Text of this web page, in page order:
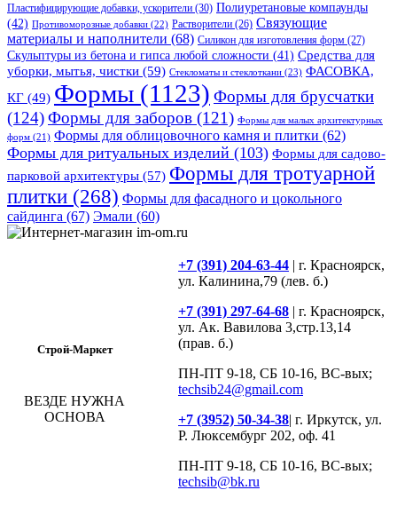
Пластифицирующие добавки, ускорители (30) Полиуретановые компаунды
(42) Противоморозные добавки (22) Растворители (26) Связующие
материалы и наполнители (68) Силикон для изготовления форм (27)
Скульптуры из бетона и гипса любой сложности (41) Средства для
уборки, мытья, чистки (59) Стекломаты и стеклоткани (23) ФАСОВКА,
КГ (49) Формы (1123) Формы для брусчатки
(124)Формы для заборов (121) Формы для малых архитектурных
форм (21) Формы для облицовочного камня и плитки (62)
Формы для ритуальных изделий (103) Формы для садово-
парковой архитектуры (57) Формы для тротуарной
плитки (268) Формы для фасадного и цокольного
сайдинга (67) Эмали (60)
Строй-Маркет
ВЕЗДЕ НУЖНА
ОСНОВА
+7 (391) 204-63-44 | г. Красноярск,
ул. Калинина,79 (лев. б.)
+7 (391) 297-64-68 | г. Красноярск,
ул. Ак. Вавилова 3,стр.13,14
(прав. б.)
ПН-ПТ 9-18, СБ 10-16, ВС-вых;
techsib24@gmail.com
+7 (3952) 50-34-38| г. Иркутск, ул.
Р. Люксембург 202, оф. 41
ПН-ПТ 9-18, СБ 10-16, ВС-вых;
techsib@bk.ru